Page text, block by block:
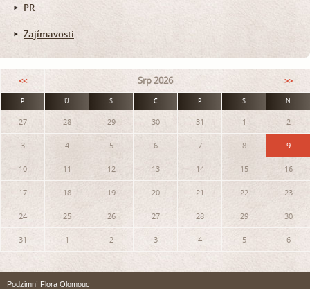
PR
Zajímavosti
<< Srp 2026 >>
P Ú S Č P S N
27 28 29 30 31 1 2
3 4 5 6 7 8 9
10 11 12 13 14 15 16
17 18 19 20 21 22 23
24 25 26 27 28 29 30
31 1 2 3 4 5 6
Podzimní Flora Olomouc